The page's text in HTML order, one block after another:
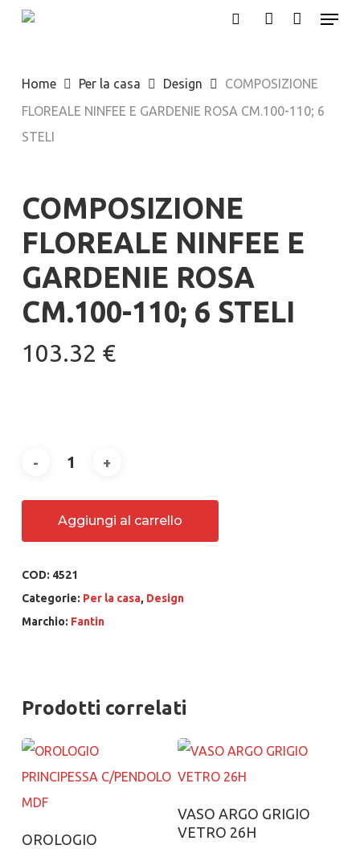
Skip
content
Menu
Home Per la casa Design
COMPOSIZIONE
FLOREALE NINFEE E GARDENIE ROSA CM.100-110; 6
STELI
COMPOSIZIONE
FLOREALE NINFEE E
GARDENIE ROSA
CM.100-110; 6 STELI
103.32 €
Aggiungi al carrello
COD: 4521
Categorie: Per la casa, Design
Marchio: Fantin
Prodotti correlati
Aggiungi al carrello
OROLOGIO
Aggiungi al carrello
VASO ARGO GRIGIO
VETRO 26H